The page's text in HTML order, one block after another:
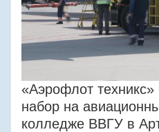
«Аэрофлот
набор на
колледже ВВГУ в